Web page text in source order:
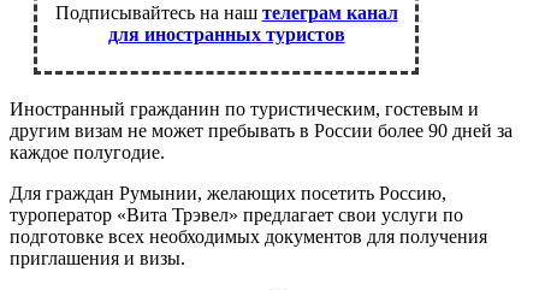
Подписывайтесь на наш телеграм канал
для иностранных туристов
Иностранный гражданин по туристическим, гостевым и
другим визам не может пребывать в России более 90 дней за
каждое полугодие.
Для граждан Румынии, желающих посетить Россию,
туроператор «Вита Трэвел» предлагает свои услуги по
подготовке всех необходимых документов для получения
приглашения и визы.